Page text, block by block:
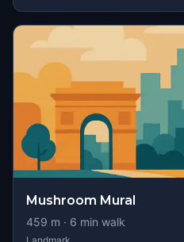
Mushroom Mural
459 m · 6 min walk